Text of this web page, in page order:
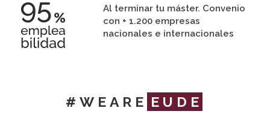
Al terminar tu máster. Convenio
con + 1.200 empresas
nacionales e internacionales
#WEARE EUDE